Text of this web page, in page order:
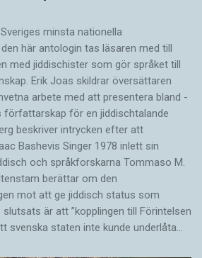
minsta nationella
här antologin tas läsaren med till
med jiddischister som gör språket till
Erik Joas skildrar översättaren
arbete med att presentera bland
författarskap för en jiddisch­talande
beskriver intrycken efter att
Bashevis Singer 1978 inlett sin
och språkforskarna Tommaso M.
berättar om den
mot att ge jiddisch status som
är att ”kopplingen till Förintelsen
svenska staten inte kunde underlåta…